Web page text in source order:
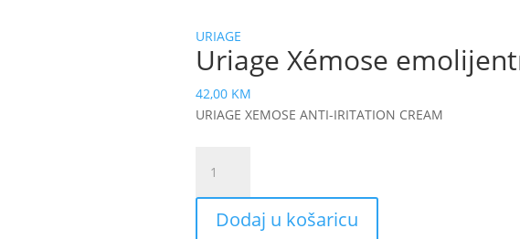
URIAGE
Uriage Xémose
42,00 KM
URIAGE XEMOSE ANTI-IRITATION CREAM
Xémose
emolijentna
kremaDodaj u košaricu